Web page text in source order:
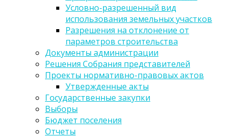
Условно-разрешенный вид
использования земельных участков
Разрешения на отклонение от
параметров строительства
Документы администрации
Решения Собрания представителей
Проекты нормативно-правовых актов
Утвержденные акты
Государственные закупки
Выборы
Бюджет поселения
Отчеты